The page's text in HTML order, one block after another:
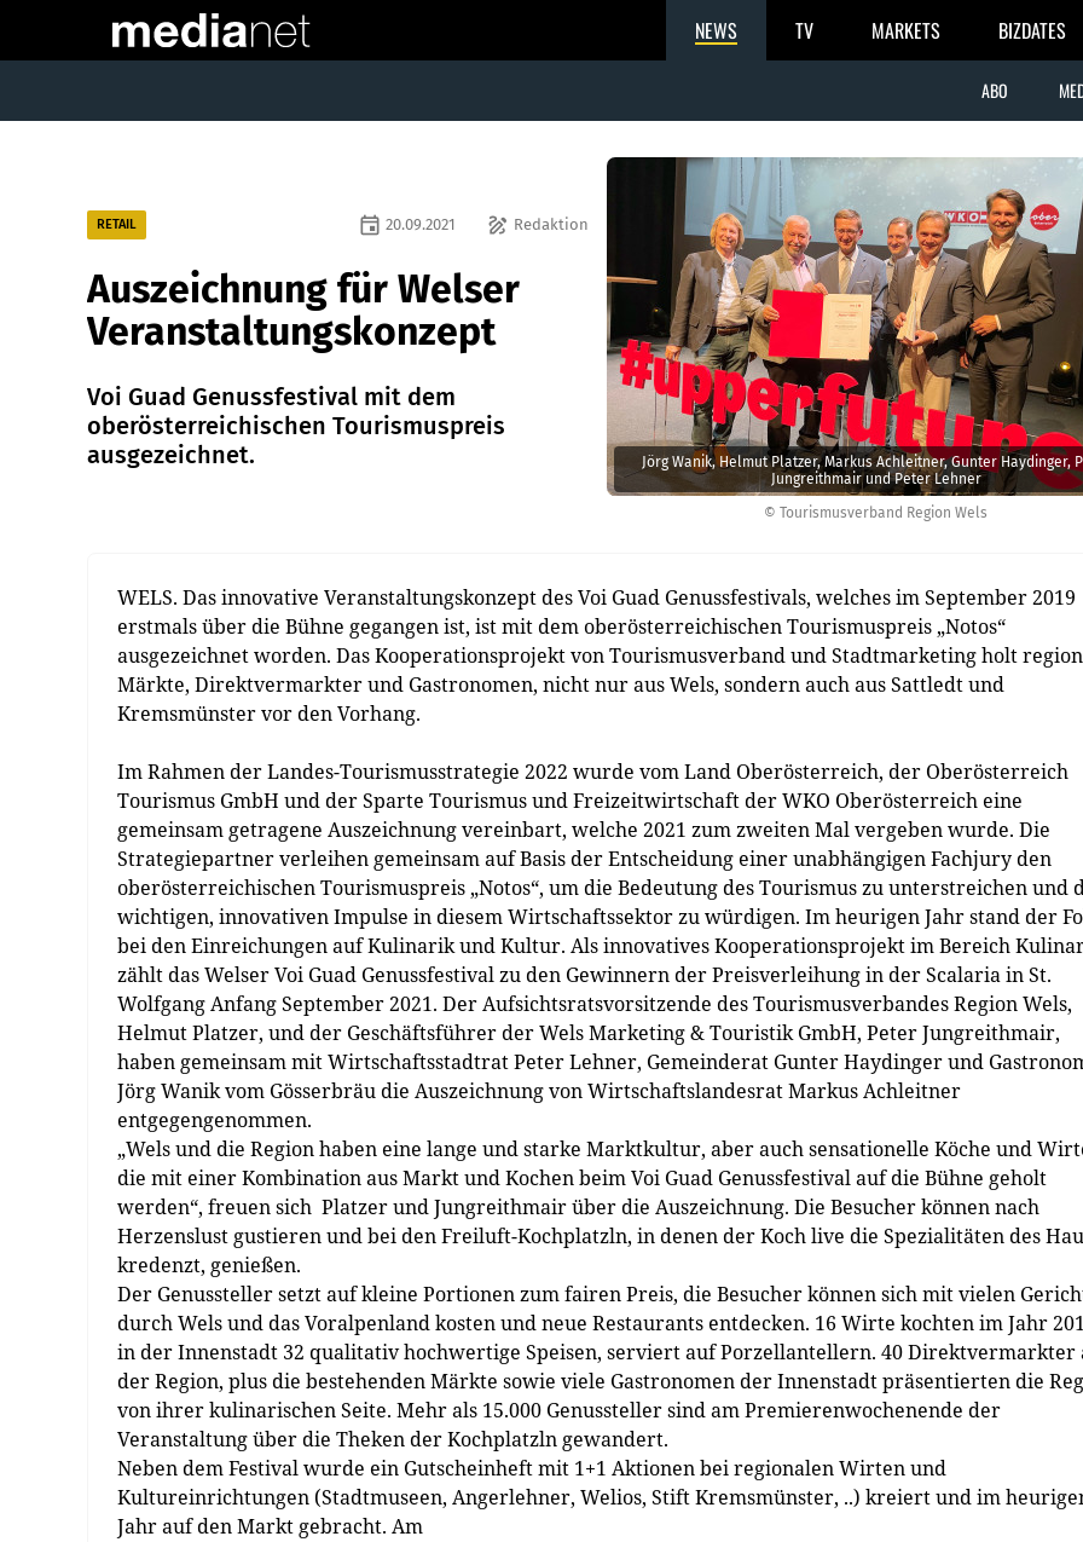
NEWS TV MARKETS BIZDATES
ABO
© Tourismusverband Region Wels
Jörg Wanik, Helmut Platzer, Markus Achleitner, Gunter Haydinger,
Jungreithmair und Peter Lehner
RETAIL draw Redaktion
event 20.09.2021
Auszeichnung für Welser
Veranstaltungskonzept
Voi Guad Genussfestival mit dem
oberösterreichischen Tourismuspreis
ausgezeichnet.
WELS. Das innovative Veranstaltungskonzept des Voi Guad Genussfestivals, welches im September 2019
erstmals über die Bühne gegangen ist, ist mit dem oberösterreichischen Tourismuspreis „Notos“
ausgezeichnet worden. Das Kooperationsprojekt von Tourismusverband und Stadtmarketing holt
Märkte, Direktvermarkter und Gastronomen, nicht nur aus Wels, sondern auch aus Sattledt und
Kremsmünster vor den Vorhang.
Im Rahmen der Landes-Tourismusstrategie 2022 wurde vom Land Oberösterreich, der Oberösterreich
Tourismus GmbH und der Sparte Tourismus und Freizeitwirtschaft der WKO Oberösterreich eine
gemeinsam getragene Auszeichnung vereinbart, welche 2021 zum zweiten Mal vergeben wurde. Die
Strategiepartner verleihen gemeinsam auf Basis der Entscheidung einer unabhängigen Fachjury den
oberösterreichischen Tourismuspreis „Notos“, um die Bedeutung des Tourismus zu unterstreichen und
wichtigen, innovativen Impulse in diesem Wirtschaftssektor zu würdigen. Im heurigen Jahr stand der
bei den Einreichungen auf Kulinarik und Kultur. Als innovatives Kooperationsprojekt im Bereich
zählt das Welser Voi Guad Genussfestival zu den Gewinnern der Preisverleihung in der Scalaria in St.
Wolfgang Anfang September 2021. Der Aufsichtsratsvorsitzende des Tourismusverbandes Region Wels,
Helmut Platzer, und der Geschäftsführer der Wels Marketing & Touristik GmbH, Peter Jungreithmair,
haben gemeinsam mit Wirtschaftsstadtrat Peter Lehner, Gemeinderat Gunter Haydinger und
Jörg Wanik vom Gösserbräu die Auszeichnung von Wirtschaftslandesrat Markus Achleitner
entgegengenommen.
„Wels und die Region haben eine lange und starke Marktkultur, aber auch sensationelle Köche und
die mit einer Kombination aus Markt und Kochen beim Voi Guad Genussfestival auf die Bühne geholt
werden“, freuen sich Platzer und Jungreithmair über die Auszeichnung. Die Besucher können nach
Herzenslust gustieren und bei den Freiluft-Kochplatzln, in denen der Koch live die Spezialitäten des
kredenzt, genießen.
Der Genussteller setzt auf kleine Portionen zum fairen Preis, die Besucher können sich mit vielen
durch Wels und das Voralpenland kosten und neue Restaurants entdecken. 16 Wirte kochten im Jahr
in der Innenstadt 32 qualitativ hochwertige Speisen, serviert auf Porzellantellern. 40 Direktvermarkter
der Region, plus die bestehenden Märkte sowie viele Gastronomen der Innenstadt präsentierten die
von ihrer kulinarischen Seite. Mehr als 15.000 Genussteller sind am Premierenwochenende der
Veranstaltung über die Theken der Kochplatzln gewandert.
Neben dem Festival wurde ein Gutscheinheft mit 1+1 Aktionen bei regionalen Wirten und
Kultureinrichtungen (Stadtmuseen, Angerlehner, Welios, Stift Kremsmünster, ..) kreiert und im
Jahr auf den Markt gebracht. Am